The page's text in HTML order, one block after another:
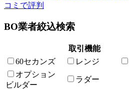
コミで評判
BO業者絞込検索
取引機能
60セカンズ
レンジ
オプション
ビルダー
ラダー